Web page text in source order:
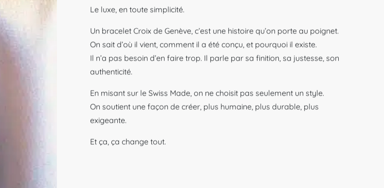
Le luxe, en toute simplicité.
Un bracelet Croix de Genève, c’est une histoire qu’on porte au poignet.
On sait d’où il vient, comment il a été conçu, et pourquoi il existe.
Il n’a pas besoin d’en faire trop. Il parle par sa finition, sa justesse, son
authenticité.
En misant sur le Swiss Made, on ne choisit pas seulement un style.
On soutient une façon de créer, plus humaine, plus durable, plus
exigeante.
Et ça, ça change tout.